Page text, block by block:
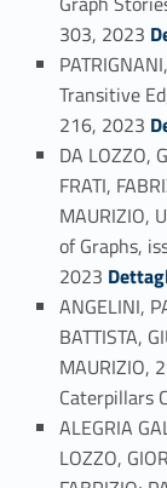
303, 2023 Link identifier #identifier_person_47571-75
Transitive
216, 2023 Link identifier
DA LOZZO,
FRATI,
MAURIZIO,
of Graphs,
2023 Link identifier #identifier_person_110501-77
ANGELINI,
BATTISTA,
MAURIZIO,
Caterpillars
ALEGRIA
LOZZO,